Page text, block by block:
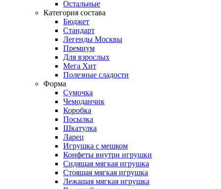
Остальные
Категория состава
Бюджет
Стандарт
Легенды Москвы
Премиум
Для взрослых
Мега Хит
Полезные сладости
Форма
Сумочка
Чемоданчик
Коробка
Посылка
Шкатулка
Ларец
Игрушка с мешком
Конфеты внутри игрушки
Сидящая мягкая игрушка
Стоящая мягкая игрушка
Лежащая мягкая игрушка